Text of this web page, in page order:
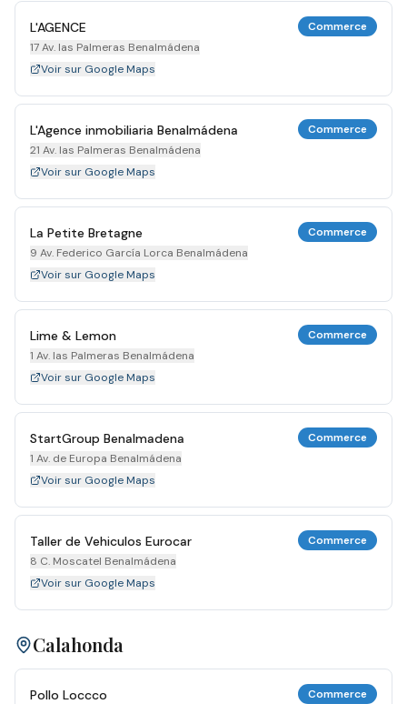
L'AGENCE
17 Av. las Palmeras Benalmádena
Commerce
Voir sur Google Maps
L'Agence inmobiliaria Benalmádena
21 Av. las Palmeras Benalmádena
Commerce
Voir sur Google Maps
La Petite Bretagne
9 Av. Federico García Lorca Benalmádena
Commerce
Voir sur Google Maps
Lime & Lemon
1 Av. las Palmeras Benalmádena
Commerce
Voir sur Google Maps
StartGroup Benalmadena
1 Av. de Europa Benalmádena
Commerce
Voir sur Google Maps
Taller de Vehiculos Eurocar
8 C. Moscatel Benalmádena
Commerce
Voir sur Google Maps
Calahonda
Pollo Loccco Commerce